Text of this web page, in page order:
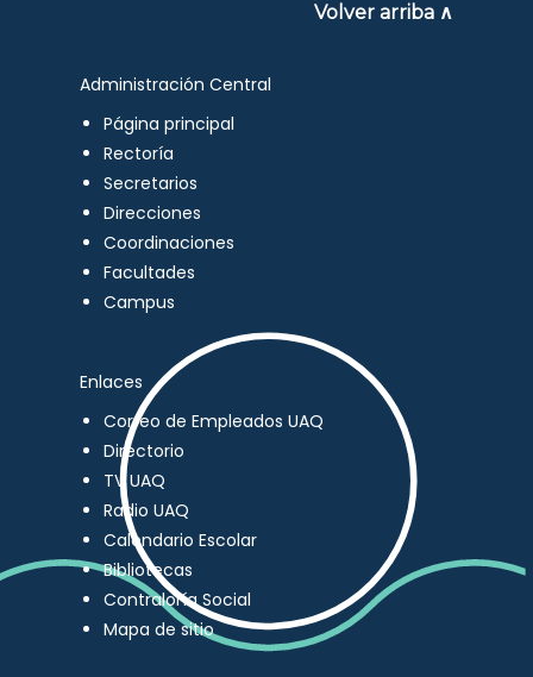
Volver arriba ∧
Administración Central
Página principal
Rectoría
Secretarios
Direcciones
Coordinaciones
Facultades
Campus
Enlaces
Correo de Empleados UAQ
Directorio
TV UAQ
Radio UAQ
Calendario Escolar
Bibliotecas
Contraloría Social
Mapa de sitio